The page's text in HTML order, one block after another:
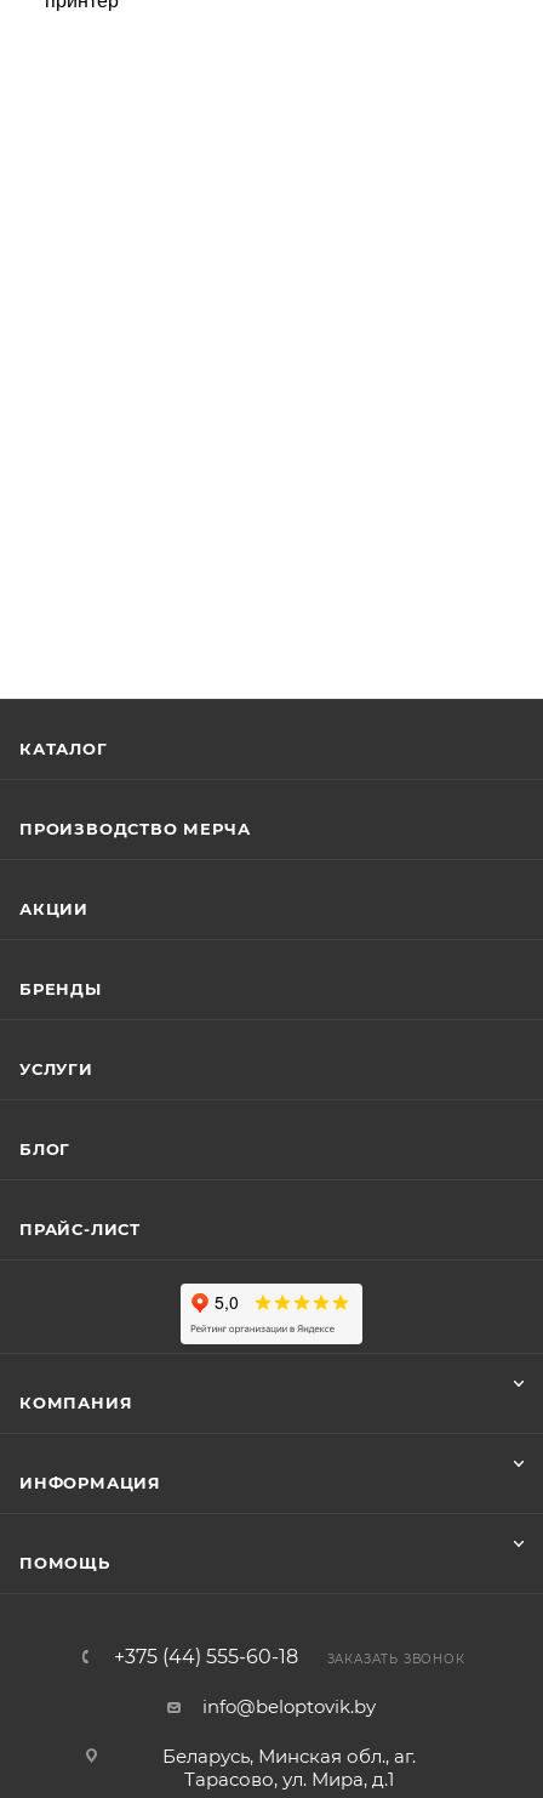
КАТАЛОГ
ПРОИЗВОДСТВО МЕРЧА
АКЦИИ
БРЕНДЫ
УСЛУГИ
БЛОГ
ПРАЙС-ЛИСТ
КОМПАНИЯ
ИНФОРМАЦИЯ
ПОМОЩЬ
+375 (44) 555-60-18 ЗАКАЗАТЬ ЗВОНОК
info@beloptovik.by
Беларусь, Минская обл., аг.
Тарасово, ул. Мира, д.1